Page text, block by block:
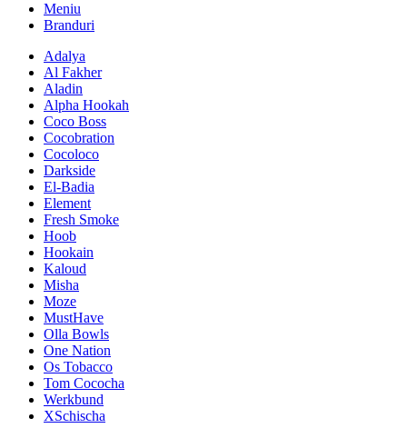
Meniu
Branduri
Adalya
Al Fakher
Aladin
Alpha Hookah
Coco Boss
Cocobration
Cocoloco
Darkside
El-Badia
Element
Fresh Smoke
Hoob
Hookain
Kaloud
Misha
Moze
MustHave
Olla Bowls
One Nation
Os Tobacco
Tom Cococha
Werkbund
XSchischa